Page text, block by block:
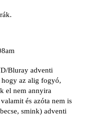
Bluray adventi
az alig fogyó,
el nem annyira
és azóta nem is
smink) adventi